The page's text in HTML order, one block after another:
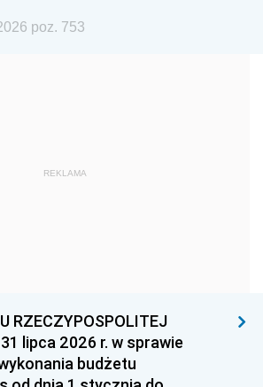
1974
1959
1938 1937
1930
poz. 753
REKLAMA
RZECZYPOSPOLITEJ
lipca 2026 r. w sprawie
budżetu